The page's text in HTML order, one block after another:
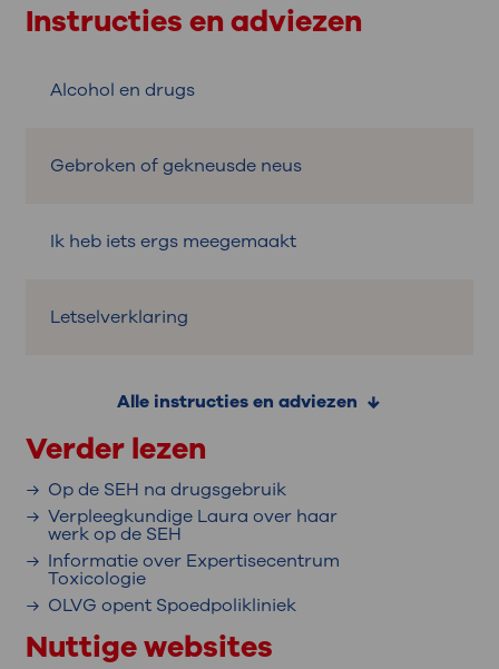
Instructies en adviezen
Alcohol en drugs
Gebroken of gekneusde neus
Ik heb iets ergs meegemaakt
Letselverklaring
Alle instructies en adviezen
Verder lezen
Op de SEH na drugsgebruik
Verpleegkundige Laura over haar
werk op de SEH
Informatie over Expertisecentrum
Toxicologie
OLVG opent Spoedpolikliniek
Nuttige websites